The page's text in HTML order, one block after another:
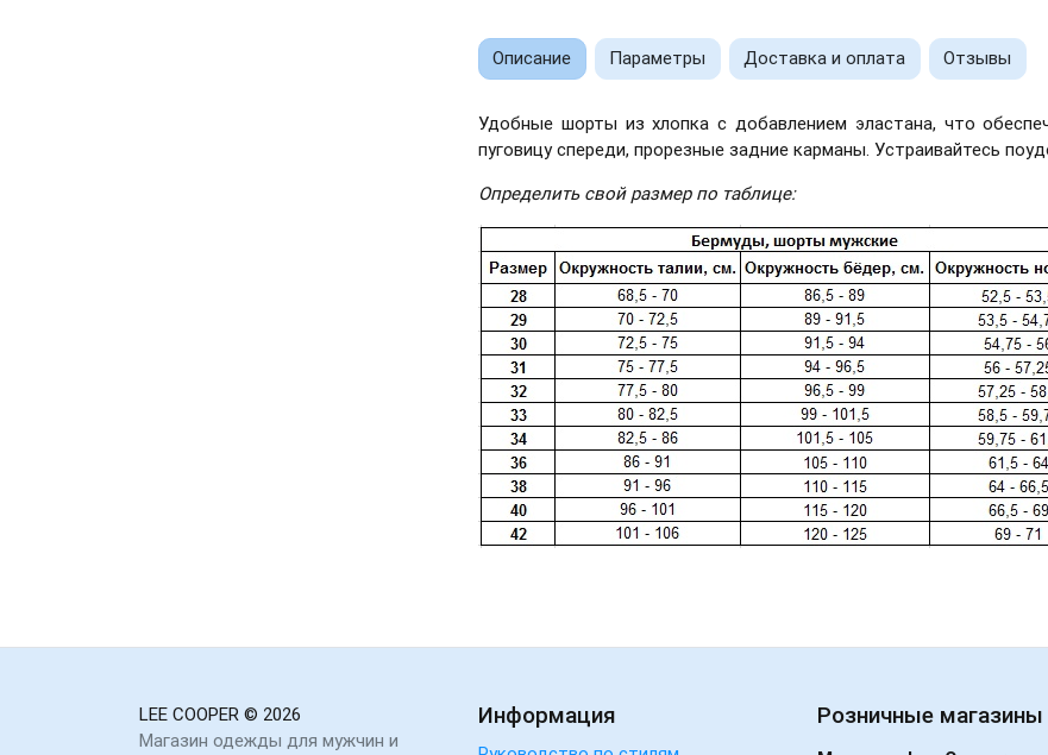
Описание Параметры Доставка и оплата Отзывы
Удобные шорты из хлопка с добавлением эластана, что
пуговицу спереди, прорезные задние карманы. Устраивайтесь
Определить свой размер по таблице:
LEE COOPER © 2026
Магазин одежды для мужчин и
Информация Розничные магазины